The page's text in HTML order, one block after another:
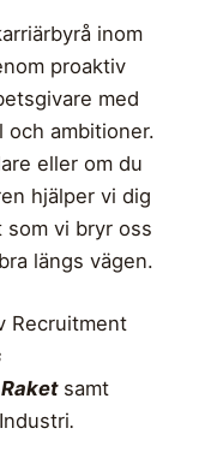
inom
proaktiv
med
och ambitioner.
eller om du
hjälper vi dig
som vi bryr oss
längs vägen.
Recruitment
samt
.